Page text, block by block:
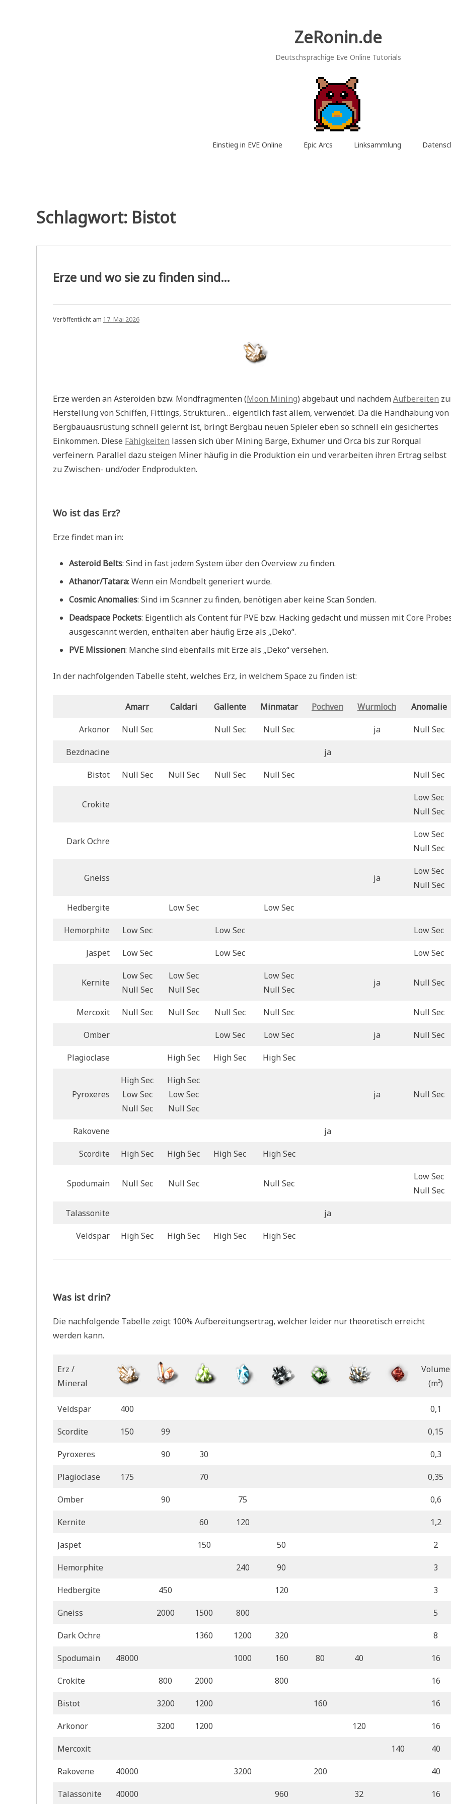
ZeRonin.de
Deutschsprachige Eve Online Tutorials
Einstieg in EVE Online Epic Arcs Linksammlung
Schlagwort: Bistot
Erze und wo sie zu finden sind…
Veröffentlicht am 17. Mai 2026
Erze werden an Asteroiden bzw. Mondfragmenten (Moon Mining) abgebaut und nachdemAufbereiten
Herstellung von Schiffen, Fittings, Strukturen… eigentlich fast allem, verwendet. Da die Handhabung von
Bergbauausrüstung schnell gelernt ist, bringt Bergbau neuen Spieler eben so schnell ein gesichertes
Einkommen. Diese Fähigkeiten lassen sich über Mining Barge, Exhumer und Orca bis zur Rorqual
verfeinern. Parallel dazu steigen Miner häufig in die Produktion ein und verarbeiten ihren Ertrag selbst
zu Zwischen- und/oder Endprodukten.
Wo ist das Erz?
Erze findet man in:
Asteroid Belts: Sind in fast jedem System über den Overview zu finden.
Athanor/Tatara: Wenn ein Mondbelt generiert wurde.
Cosmic Anomalies: Sind im Scanner zu finden, benötigen aber keine Scan Sonden.
Deadspace Pockets: Eigentlich als Content für PVE bzw. Hacking gedacht und müssen mit Core
ausgescannt werden, enthalten aber häufig Erze als „Deko“.
PVE Missionen: Manche sind ebenfalls mit Erze als „Deko“ versehen.
In der nachfolgenden Tabelle steht, welches Erz, in welchem Space zu finden ist:
Amarr Caldari Gallente Minmatar Pochven Wurmloch Anomalie
Arkonor Null Sec Null Sec Null Sec ja Null Sec
Bezdnacine ja
Bistot Null Sec Null Sec Null Sec Null Sec Null Sec
Crokite
Low Sec
Null Sec
Dark Ochre
Low Sec
Null Sec
Gneiss ja
Low Sec
Null Sec
Hedbergite Low Sec Low Sec
Hemorphite Low Sec Low Sec Low Sec
Jaspet Low Sec Low Sec Low Sec
Kernite
Low Sec
Null Sec
Low Sec
Null Sec
Low Sec
Null Sec
ja Null Sec
Mercoxit Null Sec Null Sec Null Sec Null Sec Null Sec
Omber Low Sec Low Sec ja Null Sec
Plagioclase High Sec High Sec High Sec
Pyroxeres
High Sec
Low Sec
Null Sec
High Sec
Low Sec
Null Sec
ja Null Sec
Rakovene ja
Scordite High Sec High Sec High Sec High Sec
Spodumain Null Sec Null Sec Null Sec
Low Sec
Null Sec
Talassonite ja
Veldspar High Sec High Sec High Sec High Sec
Was ist drin?
Die nachfolgende Tabelle zeigt 100% Aufbereitungsertrag, welcher leider nur theoretisch erreicht
werden kann.
Erz /
Mineral
Volume
(m³)
Veldspar 400 0,1
Scordite 150 99 0,15
Pyroxeres 90 30 0,3
Plagioclase 175 70 0,35
Omber 90 75 0,6
Kernite 60 120 1,2
Jaspet 150 50 2
Hemorphite 240 90 3
Hedbergite 450 120 3
Gneiss 2000 1500 800 5
Dark Ochre 1360 1200 320 8
Spodumain 48000 1000 160 80 40 16
Crokite 800 2000 800 16
Bistot 3200 1200 160 16
Arkonor 3200 1200 120 16
Mercoxit 140 40
Rakovene 40000 3200 200 40
Talassonite 40000 960 32 16